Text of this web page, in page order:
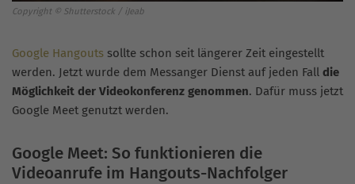
Copyright © Shutterstock / iJeab
Google Hangouts sollte schon seit längerer Zeit eingestellt
werden. Jetzt wurde dem Messanger Dienst auf jeden Fall die
Möglichkeit der Videokonferenz genommen. Dafür muss jetzt
Google Meet genutzt werden.
Google Meet: So funktionieren die
Videoanrufe im Hangouts-Nachfolger